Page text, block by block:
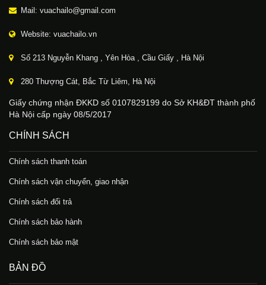
Mail: vuachailo@gmail.com
Website: vuachailo.vn
Số 213 Nguyễn Khang , Yên Hòa , Cầu Giấy , Hà Nội
280 Thượng Cát, Bắc Từ Liêm, Hà Nội
Giấy chứng nhận ĐKKD số 0107829199 do Sở KH&ĐT thành phố
Hà Nội cấp ngày 08/5/2017
CHÍNH SÁCH
Chính sách thanh toán
Chính sách vận chuyển, giao nhận
Chính sách đổi trả
Chính sách bảo hành
Chính sách bảo mật
BẢN ĐỒ